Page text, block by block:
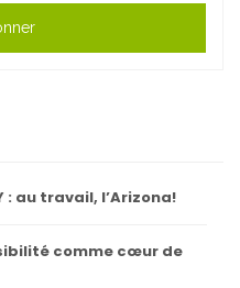
au travail, l’Arizona!
comme cœur de